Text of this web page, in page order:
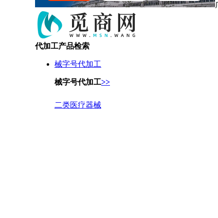
代加工产品检索
械字号代加工
械字号代加工>>
二类医疗器械